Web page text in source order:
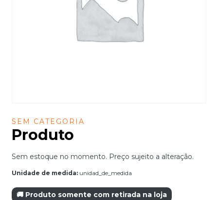
SEM CATEGORIA
Produto
Sem estoque no momento. Preço sujeito a alteração.
Unidade de medida: unidad_de_medida
🚚 Produto somente com retirada na loja